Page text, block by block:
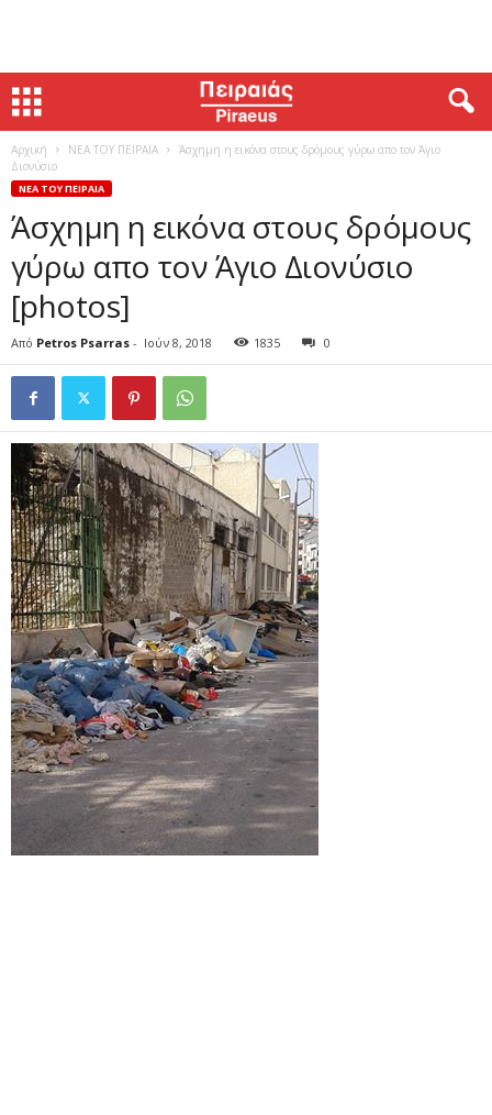
Αρχική ΝΕΑ ΤΟΥ ΠΕΙΡΑΙΑ
Άσχημη η εικόνα στους δρόμους γύρω απο τον Άγιο
Διονύσιο
ΝΕΑ ΤΟΥ ΠΕΙΡΑΙΑ
Άσχημη η εικόνα στους δρόμους
γύρω απο τον Άγιο Διονύσιο
[photos]
Από Petros Psarras - Ιούν 8, 2018 1835 0